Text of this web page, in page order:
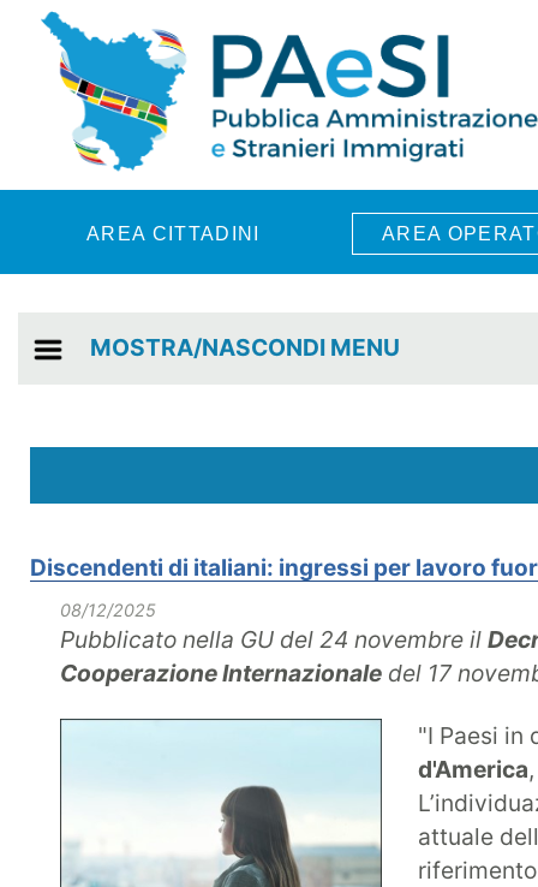
Skip to main content
AREA CITTADINI AREA
MOSTRA/NASCONDI MENU
Discendenti di italiani: ingressi per lavoro
08/12/2025
Pubblicato nella GU del 24 novembre il
Cooperazione Internazionale del 17
"I Paesi in
d'America
attuale